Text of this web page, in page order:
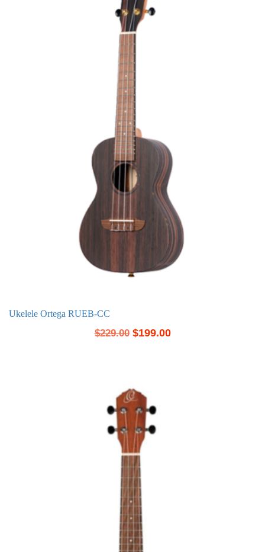
Ukelele Ortega RUEB-CC
$229.00 $199.00